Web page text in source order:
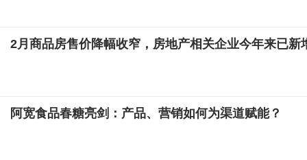
2月商品房售价降幅收窄，房地产相关企业今年来已新
阿宽食品春糖亮剑：产品、营销如何为渠道赋能？